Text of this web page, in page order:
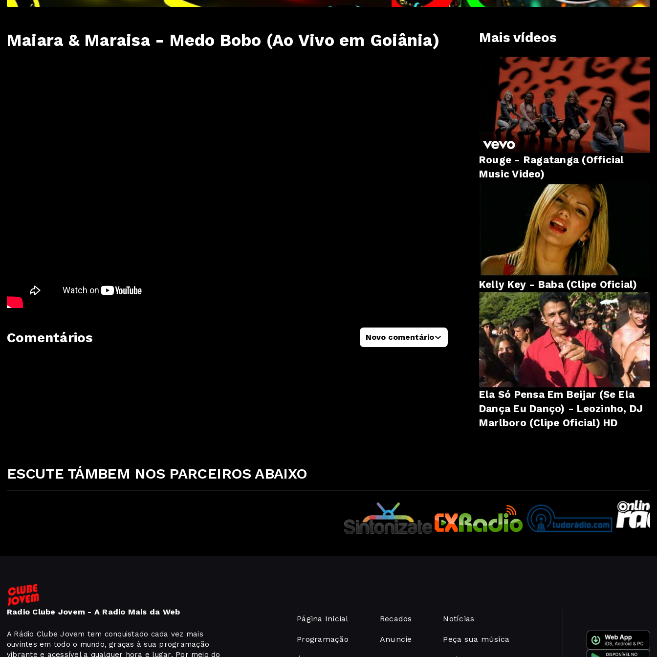
Maiara & Maraisa - Medo Bobo (Ao Vivo em Goiânia) Mais vídeos
Rouge - Ragatanga (Official
Music Video)
Kelly Key - Baba (Clipe Oficial)
Ela Só Pensa Em Beijar (Se Ela
Dança Eu Danço) - Leozinho, DJ
Marlboro (Clipe Oficial) HD
Comentários Novo comentário
ESCUTE TÁMBEM NOS PARCEIROS ABAIXO
Radio Clube Jovem - A Radio Mais da Web
A Rádio Clube Jovem tem conquistado cada vez mais
ouvintes em todo o mundo, graças à sua programação
vibrante e acessível a qualquer hora e lugar. Por meio do
Página Inicial
Programação
Recados
Anuncie
Notícias
Peça sua música